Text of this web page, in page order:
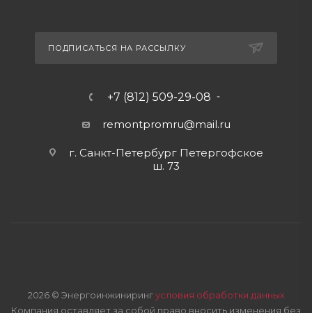
ПОДПИСАТЬСЯ НА РАССЫЛКУ
+7 (812) 509-29-08
remontpromru@mail.ru
г. Санкт-Петербург Петергофское
ш. 73
2026 © Энергоинжинирингусловия обработки данных
Компания оставляет за собой право вносить изменения без